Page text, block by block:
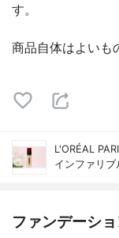
す。
商品自体はよいも
L'ORÉAL
インファリ
ファンデーシ